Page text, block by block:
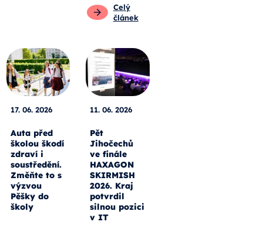
Celý
článek
17. 06. 2026
Auta před
školou škodí
zdraví i
soustředění.
Změňte to s
výzvou
Pěšky do
školy
11. 06. 2026
Pět
Jihočechů
ve finále
HAXAGON
SKIRMISH
2026. Kraj
potvrdil
silnou pozici
v IT